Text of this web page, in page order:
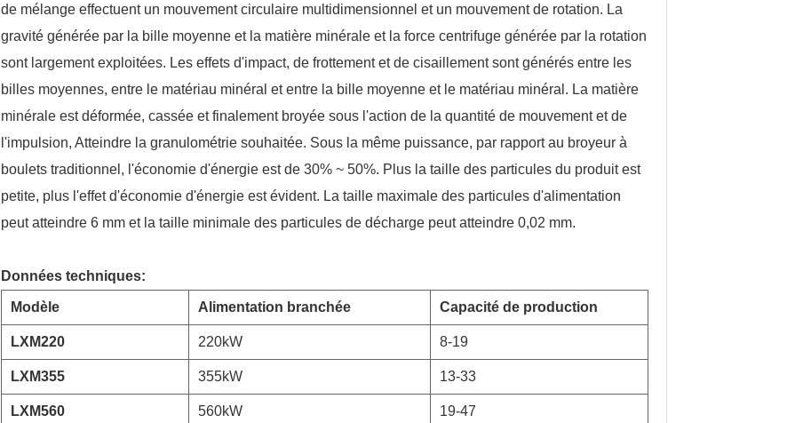
de mélange effectuent un mouvement circulaire multidimensionnel et un mouvement de rotation. La
gravité générée par la bille moyenne et la matière minérale et la force centrifuge générée par la rotation
sont largement exploitées. Les effets d'impact, de frottement et de cisaillement sont générés entre les
billes moyennes, entre le matériau minéral et entre la bille moyenne et le matériau minéral. La matière
minérale est déformée, cassée et finalement broyée sous l'action de la quantité de mouvement et de
l'impulsion, Atteindre la granulométrie souhaitée. Sous la même puissance, par rapport au broyeur à
boulets traditionnel, l'économie d'énergie est de 30% ~ 50%. Plus la taille des particules du produit est
petite, plus l'effet d'économie d'énergie est évident. La taille maximale des particules d'alimentation
peut atteindre 6 mm et la taille minimale des particules de décharge peut atteindre 0,02 mm.
Données techniques:
Modèle Alimentation branchée Capacité de production
LXM220 220kW 8-19
LXM355 355kW 13-33
LXM560 560kW 19-47